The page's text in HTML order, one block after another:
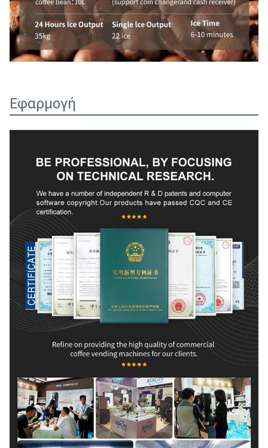
Εφαρμογή